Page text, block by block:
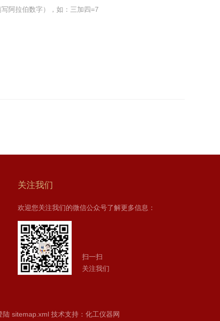
阿拉伯数字），如：三加四=7
关注我们
欢迎您关注我们的微信公众号了解更多信息：
扫一扫
关注我们
陆 sitemap.xml 技术支持： 化工仪器网